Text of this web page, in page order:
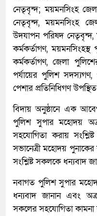
নেতৃবৃন্দ; ময়মনসিংহ
নেতৃবৃন্দ, ময়মনসিংহ
উদযাপন পরিষদ নেতৃবৃন্দ,
কর্মকর্তাগণ,
কর্মকর্তাগণ, জেলা
পর্যায়ের পুলিশ সদস্যগণ,
পেশার প্রতিনিধিগণ
বিদায় অনুষ্ঠানে এক
পুলিশ সুপার মহোদয়
সহযোগিতা করায়
সভানেত্রী মহোদয়
সংশ্লিষ্ট সকলকে ধন্যবাদ
নবাগত পুলিশ সুপার
ধন্যবাদ জানান এবং
সকলের সহযোগিতা কামনা